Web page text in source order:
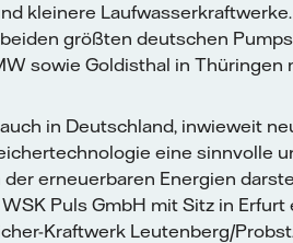
kleinere
größten deutschen
sowie Goldisthal in Thüringen
in Deutschland, inwieweit
eine sinnvolle
erneuerbaren Energien
Puls GmbH mit Sitz in Erfurt
Kraftwerk Leutenberg/